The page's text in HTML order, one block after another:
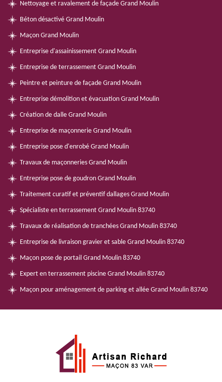
Nettoyage et ravalement de façade Grand Moulin
Béton désactivé Grand Moulin
Maçon Grand Moulin
Entreprise d'assainissement Grand Moulin
Entreprise de terrassement Grand Moulin
Peintre et peinture de façade Grand Moulin
Entreprise démolition et évacuation Grand Moulin
Création de dalle Grand Moulin
Entreprise de maçonnerie Grand Moulin
Entreprise pose d'enrobé Grand Moulin
Travaux de maçonneries Grand Moulin
Entreprise pose de goudron Grand Moulin
Traitement curatif et préventif dallages Grand Moulin
Spécialiste en terrassement Grand Moulin 83740
Travaux de réalisation de tranchées Grand Moulin 83740
Entreprise de livraison gravier et sable Grand Moulin 83740
Maçon pose de portail Grand Moulin 83740
Expert en terrassement piscine Grand Moulin 83740
Maçon pour aménagement de parking et allée Grand Moulin 83740